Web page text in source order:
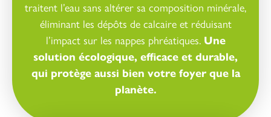
traitent l’eau sans altérer sa composition minérale,
éliminant les dépôts de calcaire et réduisant
l’impact sur les nappes phréatiques. Une
solution écologique, efficace et durable,
qui protège aussi bien votre foyer que la
planète.